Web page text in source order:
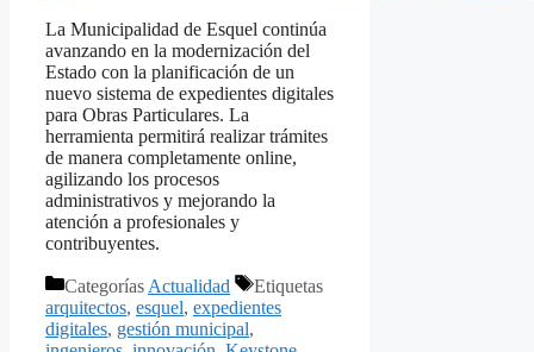
La Municipalidad de Esquel continúa
avanzando en la modernización del
Estado con la planificación de un
nuevo sistema de expedientes digitales
para Obras Particulares. La
herramienta permitirá realizar trámites
de manera completamente online,
agilizando los procesos
administrativos y mejorando la
atención a profesionales y
contribuyentes.
Categorías Actualidad
Etiquetas
arquitectos, esquel, expedientes
digitales, gestión municipal,